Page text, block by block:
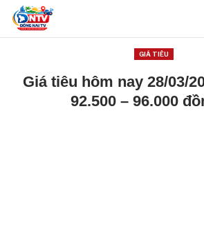
GIÁ TIÊU
Giá tiêu hôm nay 28/03/
92.500 – 96.000